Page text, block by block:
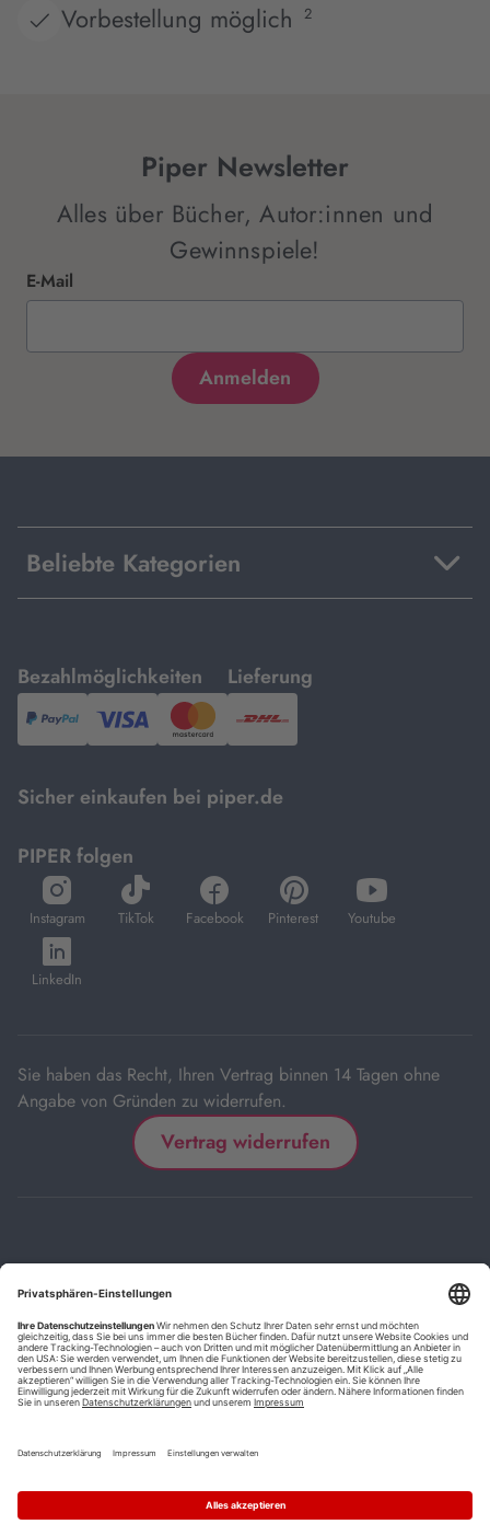
Vorbestellung möglich 2
Piper Newsletter
Alles über Bücher, Autor:innen und
Gewinnspiele!
E-Mail
Beliebte Kategorien
Bezahlmöglichkeiten
mit
PayPal,Visa
und
Lieferung
mit
DHL.
Sicher einkaufen bei piper.de
PIPER folgen
Instagram
öffnet
in
neuem
Tab
TikTok
öffnet
in
Facebook
öffnet
in
Pinterest
öffnet
in
Youtube
öffnet
in
LinkedIn
öffnet
in
Sie haben das Recht, Ihren Vertrag binnen 14 Tagen ohne
Angabe von Gründen zu widerrufen.
Vertrag widerrufen
BarrierefreiheitserklärungCookie-Einstellungen
*
Die mit Sternchen (*) gekennzeichneten Links sind Affiliate-Links.
Wenn Sie auf einen solchen Link klicken und auf der Zielseite etwas
kaufen, bekommen wir vom betreffenden Anbieter oder Online-Shop
Kauf oder Preis.
Mehrwertsteuer.
Versand innerhalb Deutschlands versandkostenfrei ab 9,00 €